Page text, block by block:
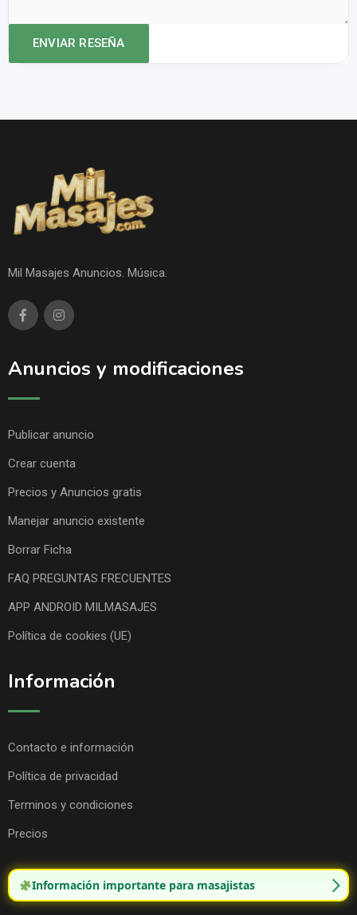
Mil Masajes Anuncios. Música.
Anuncios y modificaciones
Publicar anuncio
Crear cuenta
Precios y Anuncios gratis
Manejar anuncio existente
Borrar Ficha
FAQ PREGUNTAS FRECUENTES
APP ANDROID MILMASAJES
Política de cookies (UE)
Información
Contacto e información
Política de privacidad
Terminos y condiciones
Precios
Información importante para masajistas